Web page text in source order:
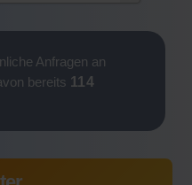
Anfragen an
bereits 114